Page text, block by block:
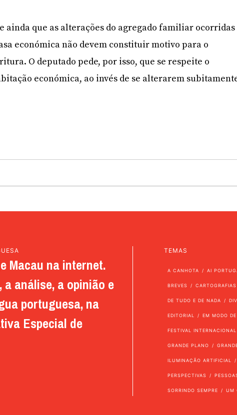
ainda que as alterações do agregado familiar ocorridas
económica não devem constituir motivo para o
O deputado pede, por isso, que se respeite o
económica, ao invés de se alterarem
Macau na internet.
análise, a opinião e
portuguesa, na
Especial de
TEMAS
A CANHOTA AI
BREVES CARTOGRAFIAS
DE TUDO E DE NADA
EDITORIAL EM MODO
FESTIVAL
GRANDE PLANO
ILUMINAÇÃO ARTIFICIAL
PERSPECTIVAS
SORRINDO SEMPRE UM